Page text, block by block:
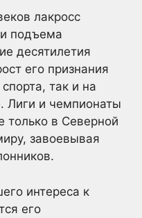
лакросс
подъема
десятилетия
его признания
так и на
Лиги и чемпионаты
только в Северной
завоевывая
интереса к
его